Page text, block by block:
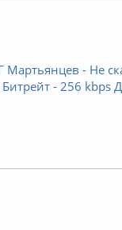
- Не
- 256 kbps